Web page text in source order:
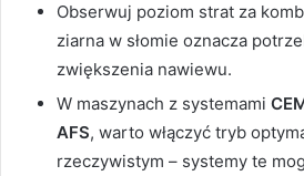
Obserwuj poziom strat za
ziarna w słomie oznacza
zwiększenia nawiewu.
W maszynach z systemami
AFS, warto włączyć tryb
rzeczywistym – systemy te